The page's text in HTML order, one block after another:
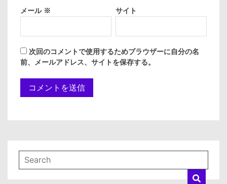
メール ※ サイト
次回のコメントで使用するためブラウザーに自分の名
前、メールアドレス、サイトを保存する。